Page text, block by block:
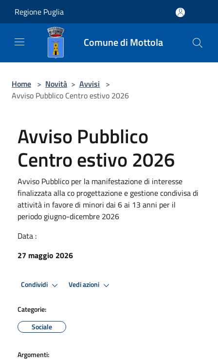
Regione Puglia
Comune di Mottola
Home > Novità > Avvisi >
Avviso Pubblico Centro estivo 2026
Avviso Pubblico
Centro estivo 2026
Avviso Pubblico per la manifestazione di interesse
finalizzata alla co progettazione e gestione condivisa di
attività in favore di minori dai 6 ai 13 anni per il
periodo giugno-dicembre 2026
Data :
27 maggio 2026
Condividi Vedi azioni
Categorie:
Sociale
Argomenti: